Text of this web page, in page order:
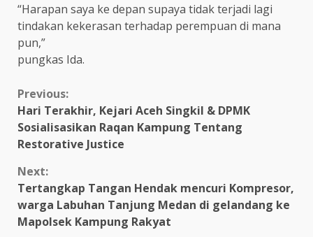
“Harapan saya ke depan supaya tidak terjadi lagi
tindakan kekerasan terhadap perempuan di mana
pun,”
pungkas Ida.
Continue
Reading
Previous:
Hari Terakhir, Kejari Aceh Singkil & DPMK
Sosialisasikan Raqan Kampung Tentang
Restorative Justice
Next:
Tertangkap Tangan Hendak mencuri Kompresor,
warga Labuhan Tanjung Medan di gelandang ke
Mapolsek Kampung Rakyat